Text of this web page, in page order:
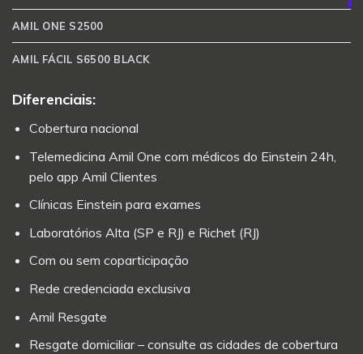
AMIL ONE S2500
AMIL FÁCIL S6500 BLACK
Diferenciais:
Cobertura nacional
Telemedicina Amil One com médicos do Einstein 24h,
pelo app Amil Clientes
Clínicas Einstein para exames
Laboratórios Alta (SP e RJ) e Richet (RJ)
Com ou sem coparticipação
Rede credenciada exclusiva
Amil Resgate
Resgate domiciliar – consulte as cidades de cobertura